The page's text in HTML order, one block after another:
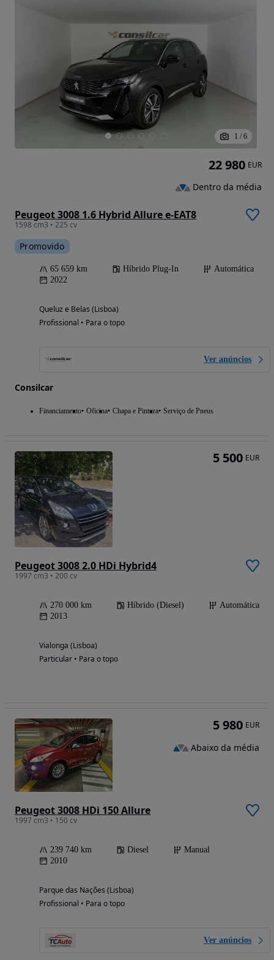
1 / 6
Peugeot 3008 1.6 Hybrid Allure e-EAT8
1598 cm3 • 225 cv
Promovido
65 659 km Híbrido Plug-In
Automática
2022
Queluz e Belas (Lisboa)
Profissional • Para o topo
Ver anúncios
Consilcar
Financiamento Oficina Chapa e Pintura Serviço de Pneus
22 980 EUR
Dentro da média
Peugeot 3008 2.0 HDi Hybrid4
1997 cm3 • 200 cv
270 000 km Híbrido (Diesel)
Automática
2013
Vialonga (Lisboa)
Particular • Para o topo
5 500 EUR
Peugeot 3008 HDi 150 Allure
1997 cm3 • 150 cv
239 740 km Diesel
Manual
2010
Parque das Nações (Lisboa)
Profissional • Para o topo
Ver anúncios
5 980 EUR
Abaixo da média